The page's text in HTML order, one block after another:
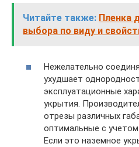
Читайте также: Пленка
выбора по виду и
Нежелательно
ухудшает
эксплуатационные
укрытия.
отрезы различных
оптимальные с
Если это наземное